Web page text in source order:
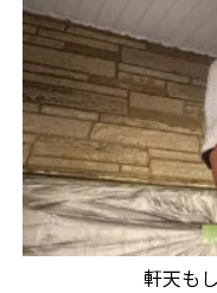
軒天も